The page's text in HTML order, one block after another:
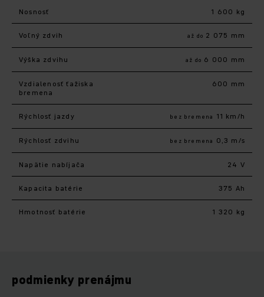
Nosnosť 1 600 kg
Voľný zdvih až do 2 075 mm
Výška zdvihu až do 6 000 mm
Vzdialenosť ťažiska
bremena
600 mm
Rýchlosť jazdy bez bremena 11 km/h
Rýchlosť zdvihu bez bremena 0,3 m/s
Napätie nabíjača 24 V
Kapacita batérie 375 Ah
Hmotnosť batérie 1 320 kg
podmienky prenájmu